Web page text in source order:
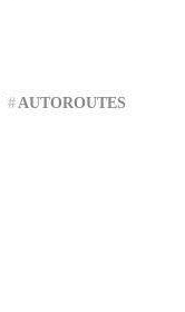
AUTOROUTES